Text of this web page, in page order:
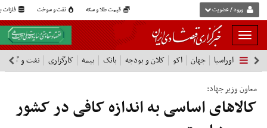
قیمت طلا و سکه نفت و سوخت فلزات ورود / عضویت
بار
و
بسته
نمودن
فهرست
اوراسیا جهان اکو کلان و بودجه بانک بیمه کارگزاری نفت و گاز
معاون وزیر جهاد:
کالاهای اساسی به اندازه کافی در کشور